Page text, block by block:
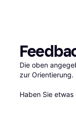
Die oben
zur Orientierung.
Haben Sie